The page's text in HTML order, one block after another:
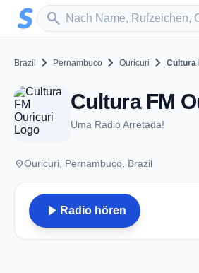
Zum Hauptinhalt springen
search
Sender suchen
Brazil chevron_right Pernambuco chevron_right Ouricuri chevron_right Cultura
Uma Radio Arretada!
placeOuricuri, Pernambuco, Brazil
play_arrow Radio hören